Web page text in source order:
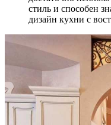
стиль и способен
дизайн кухни с